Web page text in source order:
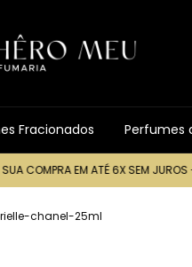
Fracionados Perfumes
ATÉ 6X SEM JUROS - -
chanel-25ml